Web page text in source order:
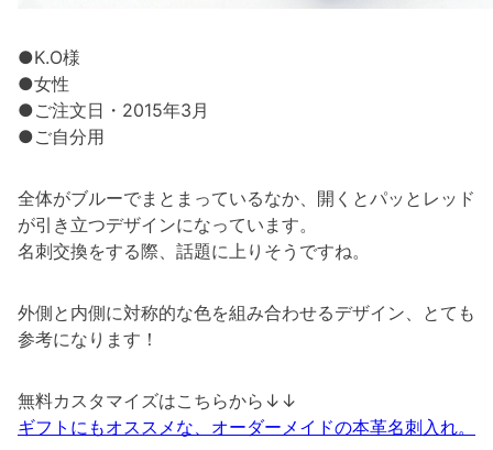
●K.O様
●女性
●ご注文日・2015年3月
●ご自分用
全体がブルーでまとまっているなか、開くとパッとレッド
が引き立つデザインになっています。
名刺交換をする際、話題に上りそうですね。
外側と内側に対称的な色を組み合わせるデザイン、とても
参考になります！
無料カスタマイズはこちらから↓↓
ギフトにもオススメな、オーダーメイドの本革名刺入れ。